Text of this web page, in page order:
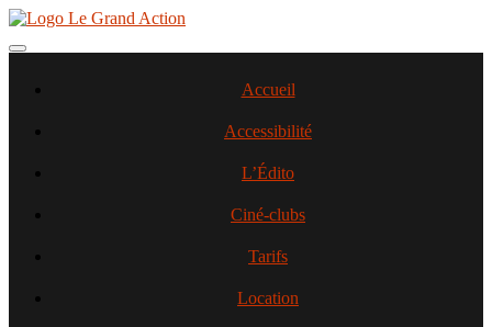
Aller
contenu
Toggle navigation
Accueil
Accessibilité
L’Édito
Ciné-clubs
Tarifs
Location